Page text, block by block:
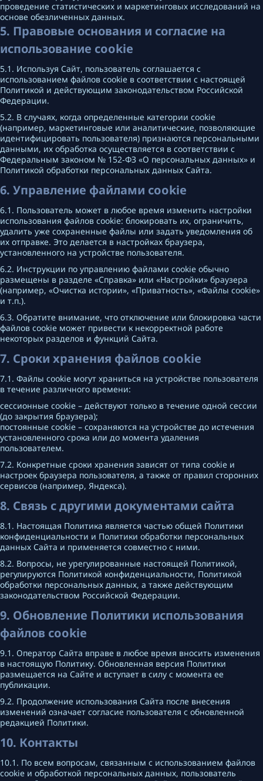
проведение статистических и маркетинговых исследований на
основе обезличенных данных.
5. Правовые основания и согласие на
использование cookie
5.1. Используя Сайт, пользователь соглашается с
использованием файлов cookie в соответствии с настоящей
Политикой и действующим законодательством Российской
Федерации.
5.2. В случаях, когда определенные категории cookie
(например, маркетинговые или аналитические, позволяющие
идентифицировать пользователя) признаются персональными
данными, их обработка осуществляется в соответствии с
Федеральным законом № 152‑ФЗ «О персональных данных» и
Политикой обработки персональных данных Сайта.
6. Управление файлами cookie
6.1. Пользователь может в любое время изменить настройки
использования файлов cookie: блокировать их, ограничить,
удалить уже сохраненные файлы или задать уведомления об
их отправке. Это делается в настройках браузера,
установленного на устройстве пользователя.
6.2. Инструкции по управлению файлами cookie обычно
размещены в разделе «Справка» или «Настройки» браузера
(например, «Очистка истории», «Приватность», «Файлы cookie»
и т.п.).
6.3. Обратите внимание, что отключение или блокировка части
файлов cookie может привести к некорректной работе
некоторых разделов и функций Сайта.
7. Сроки хранения файлов cookie
7.1. Файлы cookie могут храниться на устройстве пользователя
в течение различного времени:
сессионные cookie – действуют только в течение одной сессии
(до закрытия браузера);
постоянные cookie – сохраняются на устройстве до истечения
установленного срока или до момента удаления
пользователем.
7.2. Конкретные сроки хранения зависят от типа cookie и
настроек браузера пользователя, а также от правил сторонних
сервисов (например, Яндекса).
8. Связь с другими документами сайта
8.1. Настоящая Политика является частью общей Политики
конфиденциальности и Политики обработки персональных
данных Сайта и применяется совместно с ними.
8.2. Вопросы, не урегулированные настоящей Политикой,
регулируются Политикой конфиденциальности, Политикой
обработки персональных данных, а также действующим
законодательством Российской Федерации.
9. Обновление Политики использования
файлов cookie
9.1. Оператор Сайта вправе в любое время вносить изменения
в настоящую Политику. Обновленная версия Политики
размещается на Сайте и вступает в силу с момента ее
публикации.
9.2. Продолжение использования Сайта после внесения
изменений означает согласие пользователя с обновленной
редакцией Политики.
10. Контакты
10.1. По всем вопросам, связанным с использованием файлов
cookie и обработкой персональных данных, пользователь